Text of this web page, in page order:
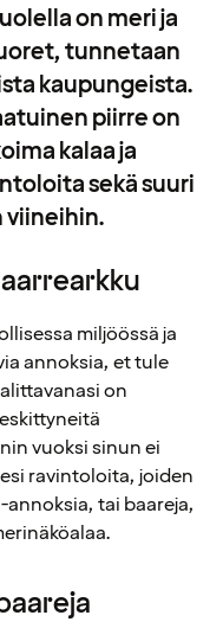
on meri ja
tunnetaan
kaupungeista.
piirre on
kalaa ja
sekä suuri
viineihin.
miljöössä ja
annoksia, et tule
on
vuoksi sinun ei
ravintoloita, joiden
tai baareja,